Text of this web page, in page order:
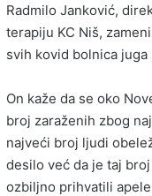
Radmilo Janković,
terapiju KC Niš,
svih kovid bolnica juga
On kaže da se oko
broj zaraženih zbog
najveći broj ljudi
desilo već da je taj
ozbiljno prihvatili